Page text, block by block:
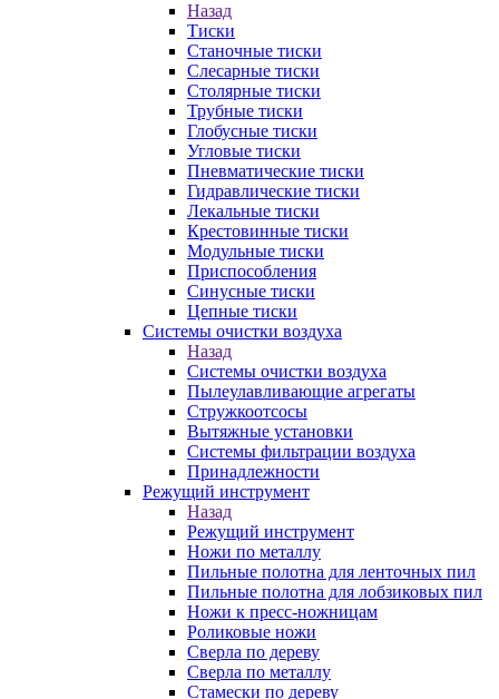
Назад
Тиски
Станочные тиски
Слесарные тиски
Столярные тиски
Трубные тиски
Глобусные тиски
Угловые тиски
Пневматические тиски
Гидравлические тиски
Лекальные тиски
Крестовинные тиски
Модульные тиски
Приспособления
Синусные тиски
Цепные тиски
Системы очистки воздуха
Назад
Системы очистки воздуха
Пылеулавливающие агрегаты
Стружкоотсосы
Вытяжные установки
Системы фильтрации воздуха
Принадлежности
Режущий инструмент
Назад
Режущий инструмент
Ножи по металлу
Пильные полотна для ленточных пил
Пильные полотна для лобзиковых пил
Ножи к пресс-ножницам
Роликовые ножи
Сверла по дереву
Сверла по металлу
Стамески по дереву